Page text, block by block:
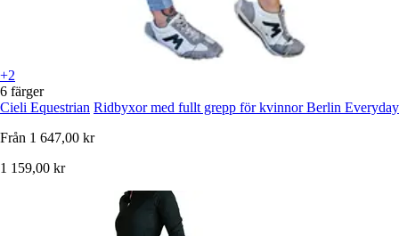
+2
6 färger
Cieli Equestrian Ridbyxor med fullt grepp för kvinnor Berlin Everyday
Från 1 647,00 kr
1 159,00 kr